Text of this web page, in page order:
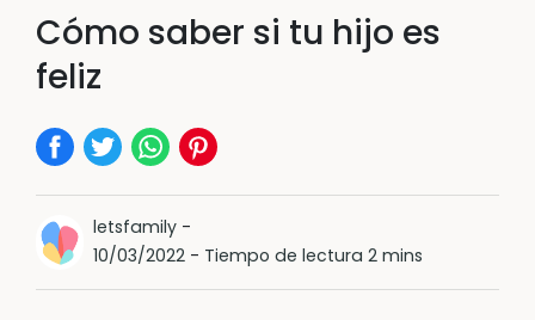
Cómo saber si tu hijo es
feliz
letsfamily -
10/03/2022 - Tiempo de lectura 2 mins